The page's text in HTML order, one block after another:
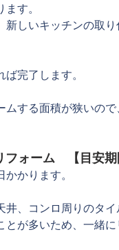
す。
しいキッチンの取
完了します。
する面積が狭いの
ォーム　【目安
かります。
、コンロ周りのタ
が多いため、一緒